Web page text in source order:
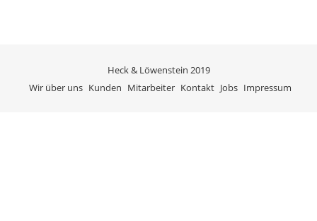
Heck & Löwenstein 2019
Wir über uns Kunden Mitarbeiter Kontakt Jobs Impressum